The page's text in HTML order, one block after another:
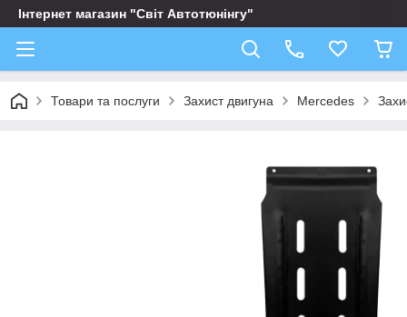
Інтернет магазин "Світ Автотюнінгу"
Товари та послуги Захист двигуна Mercedes